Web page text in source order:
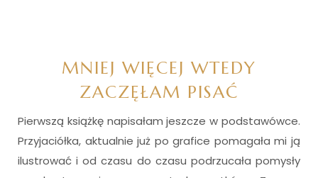
MNIEJ WIĘCEJ WTEDY
ZACZĘŁAM PISAĆ
Pierwszą książkę napisałam jeszcze w podstawówce.
Przyjaciółka, aktualnie już po grafice pomagała mi ją
ilustrować i od czasu do czasu podrzucała pomysły